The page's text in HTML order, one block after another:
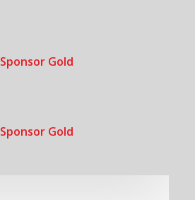
Sponsor Gold
Sponsor Gold